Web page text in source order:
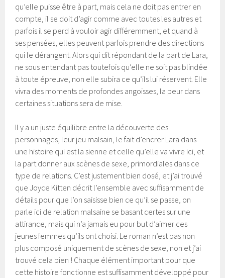
qu’elle puisse être à part, mais cela ne doit pas entrer en
compte, il se doit d’agir comme avec toutes les autres et
parfois il se perd à vouloir agir différemment, et quand à
ses pensées, elles peuvent parfois prendre des directions
qui le dérangent. Alors qui dit répondant de la part de Lara,
ne sous entendant pas toutefois qu’elle ne soit pas blindée
à toute épreuve, non elle subira ce qu’ils lui réservent. Elle
vivra des moments de profondes angoisses, la peur dans
certaines situations sera de mise.
Il y a un juste équilibre entre la découverte des
personnages, leur jeu malsain, le fait d’encrer Lara dans
une histoire qui est la sienne et celle qu’elle va vivre ici, et
la part donner aux scènes de sexe, primordiales dans ce
type de relations. C’est justement bien dosé, et j’ai trouvé
que Joyce Kitten décrit l’ensemble avec suffisamment de
détails pour que l’on saisisse bien ce qu’il se passe, on
parle ici de relation malsaine se basant certes sur une
attirance, mais qui n’a jamais eu pour but d’aimer ces
jeunes femmes qu’ils ont choisi. Le roman n’est pas non
plus composé uniquement de scènes de sexe, non et j’ai
trouvé cela bien ! Chaque élément important pour que
cette histoire fonctionne est suffisamment développé pour